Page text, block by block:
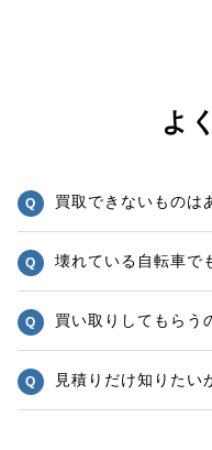
よ
買取できないものは
壊れている自転車で
買い取りしてもらう
見積りだけ知りたい